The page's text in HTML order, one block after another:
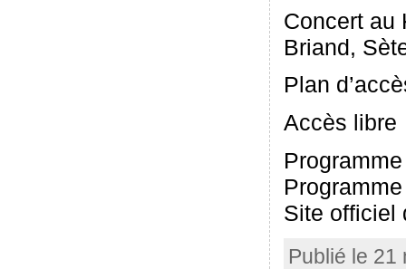
Concert au
Briand,
Plan
Accès libre
Site officiel
Publié le 21